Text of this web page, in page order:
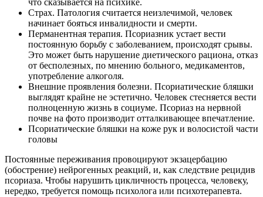
что сказывается на психике.
Страх. Патология считается неизлечимой, человек
начинает бояться инвалидности и смерти.
Перманентная терапия. Псориазник устает вести
постоянную борьбу с заболеванием, происходят срывы.
Это может быть нарушение диетического рациона, отказ
от бесполезных, по мнению больного, медикаментов,
употребление алкоголя.
Внешние проявления болезни. Псориатические бляшки
выглядят крайне не эстетично. Человек стесняется вести
полноценную жизнь в социуме. Псориаз на нервной
почве на фото производит отталкивающее впечатление.
Псориатические бляшки на коже рук и волосистой части
головы
Постоянные переживания провоцируют экзацербацию
(обострение) нейрогенных реакций, и, как следствие рецидив
псориаза. Чтобы нарушить цикличность процесса, человеку,
нередко, требуется помощь психолога или психотерапевта.